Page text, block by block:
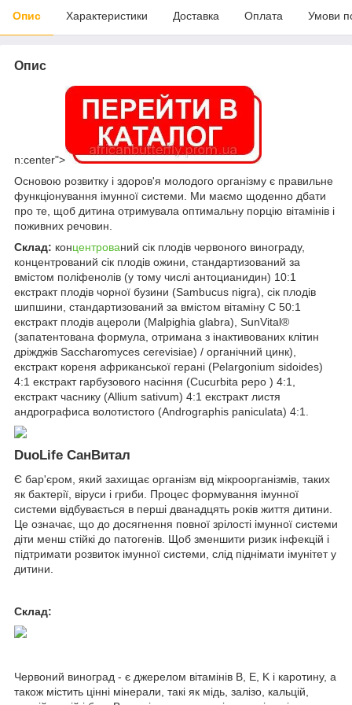
Опис Характеристики Доставка Оплата Умови
Опис
n:center">
Основою розвитку і здоров'я молодого організму є правильне
функціонування імунної системи. Ми маємо щоденно дбати
про те, щоб дитина отримувала оптимальну порцію вітамінів і
поживних речовин.
Склад: концентрований сік плодів червоного винограду,
концентрований сік плодів ожини, стандартизований за
вмістом поліфенолів (у тому числі антоцианидин) 10:1
екстракт плодів чорної бузини (Sambucus nigra), сік плодів
шипшини, стандартизований за вмістом вітаміну С 50:1
екстракт плодів ацероли (Malpighia glabra), SunVital®
(запатентована формула, отримана з інактивованих клітин
дріжджів Saccharomyces cerevisiae) / органічний цинк),
екстракт кореня африканської герані (Pelargonium sidoides)
4:1 екстракт гарбузового насіння (Cucurbita pepo ) 4:1,
екстракт часнику (Allium sativum) 4:1 екстракт листя
андрографиса волотистого (Andrographis paniculata) 4:1.
DuoLife СанВитал
Є бар'єром, який захищає організм від мікроорганізмів, таких
як бактерії, віруси і гриби. Процес формування імунної
системи відбувається в перші дванадцять років життя дитини.
Це означає, що до досягнення повної зрілості імунної системи
діти менш стійкі до патогенів. Щоб зменшити ризик інфекцій і
підтримати розвиток імунної системи, слід піднімати імунітет у
дитини.
Склад:
Червоний виноград - є джерелом вітамінів B, E, K і каротину, а
також містить цінні мінерали, такі як мідь, залізо, кальцій,